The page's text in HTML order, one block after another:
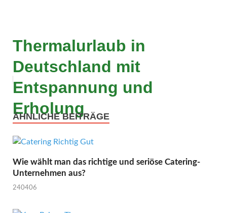
Thermalurlaub in
Deutschland mit
Entspannung und
Erholung
ÄHNLICHE BEITRÄGE
Wie wählt man das richtige und seriöse Catering-
Unternehmen aus?
240406